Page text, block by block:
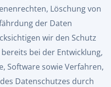
Löschung von
der Daten
wir den Schutz
bei der Entwicklung,
Software sowie Verfahren,
Datenschutzes durch